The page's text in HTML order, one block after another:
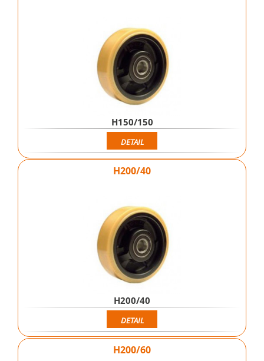
H150/150
DETAIL
H200/40
H200/40
DETAIL
H200/60